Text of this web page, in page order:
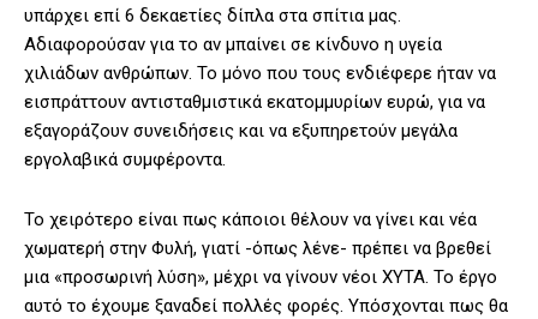
υπάρχει επί 6 δεκαετίες δίπλα στα σπίτια μας.
Αδιαφορούσαν για το αν μπαίνει σε κίνδυνο η υγεία
χιλιάδων ανθρώπων. Το μόνο που τους ενδιέφερε ήταν να
εισπράττουν αντισταθμιστικά εκατομμυρίων ευρώ, για να
εξαγοράζουν συνειδήσεις και να εξυπηρετούν μεγάλα
εργολαβικά συμφέροντα.
Το χειρότερο είναι πως κάποιοι θέλουν να γίνει και νέα
χωματερή στην Φυλή, γιατί -όπως λένε- πρέπει να βρεθεί
μια «προσωρινή λύση», μέχρι να γίνουν νέοι ΧΥΤΑ. Το έργο
αυτό το έχουμε ξαναδεί πολλές φορές. Υπόσχονται πως θα